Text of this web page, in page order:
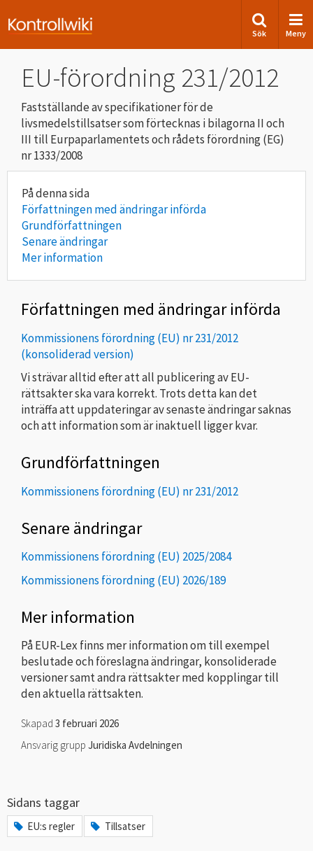
Sök Meny
EU-förordning 231/2012
Fastställande av specifikationer för de
livsmedelstillsatser som förtecknas i bilagorna II och
III till Eurpaparlamentets och rådets förordning (EG)
nr 1333/2008
Författningen med ändringar införda
Grundförfattningen
Senare ändringar
Mer information
Författningen med ändringar införda
Kommissionens förordning (EU) nr 231/2012
(konsoliderad version)
Vi strävar alltid efter att all publicering av EU-
rättsakter ska vara korrekt. Trots detta kan det
inträffa att uppdateringar av senaste ändringar saknas
och att information som är inaktuell ligger kvar.
Grundförfattningen
Kommissionens förordning (EU) nr 231/2012
Senare ändringar
Kommissionens förordning (EU) 2025/2084
Kommissionens förordning (EU) 2026/189
Mer information
På EUR-Lex finns mer information om till exempel
beslutade och föreslagna ändringar, konsoliderade
versioner samt andra rättsakter med kopplingar till
den aktuella rättsakten.
Skapad 3 februari 2026
Ansvarig grupp Juridiska Avdelningen
Sidans taggar
EU:s regler Tillsatser